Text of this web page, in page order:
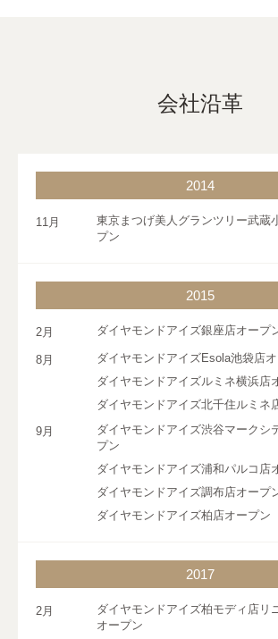
会社沿革
2014
11月
東京まつげ美人グランツリー武蔵
プン
2015
2月 ダイヤモンドアイズ銀座店オープ
8月
ダイヤモンドアイズEsola池袋店
ダイヤモンドアイズルミネ横浜店
ダイヤモンドアイズ北千住ルミネ
9月
ダイヤモンドアイズ渋谷マークシ
プン
ダイヤモンドアイズ浦和パルコ店
ダイヤモンドアイズ調布店オープ
ダイヤモンドアイズ柏店オープン
2017
2月
ダイヤモンドアイズ柏モディ店リ
オープン